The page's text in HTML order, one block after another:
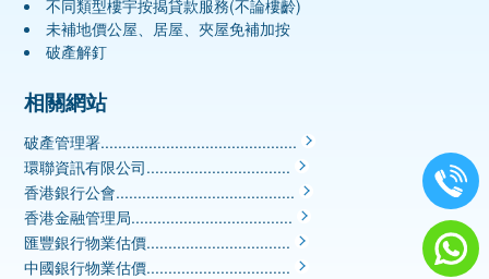
不同類型樓宇按揭貸款服務(不論樓齡)
未補地價公屋、居屋、夾屋免補加按
破產解釘
相關網站
破產管理署.............................................
環聯資訊有限公司.................................
香港銀行公會.........................................
香港金融管理局.....................................
匯豐銀行物業估價.................................
中國銀行物業估價.................................